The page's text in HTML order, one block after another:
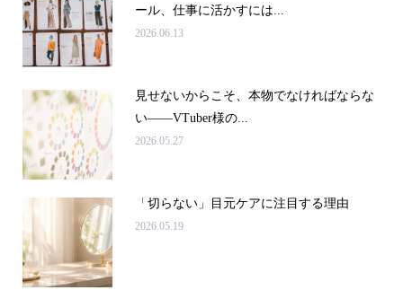
ール、仕事に活かすには...
2026.06.13
見せないからこそ、本物でなければならな
い――VTuber様の...
2026.05.27
「切らない」目元ケアに注目する理由
2026.05.19